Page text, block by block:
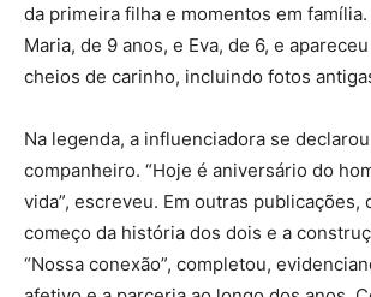
da primeira filha e momentos em família.
Maria, de 9 anos, e Eva, de 6, e
cheios de carinho, incluindo fotos
Na legenda, a influenciadora se
companheiro. “Hoje é aniversário do
vida”, escreveu. Em outras publicações,
começo da história dos dois e a
“Nossa conexão”, completou,